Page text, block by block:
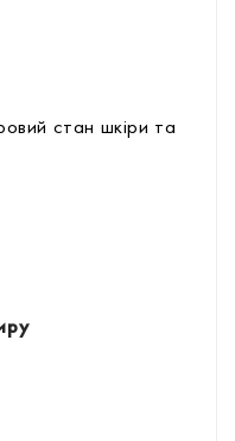
стан шкіри та